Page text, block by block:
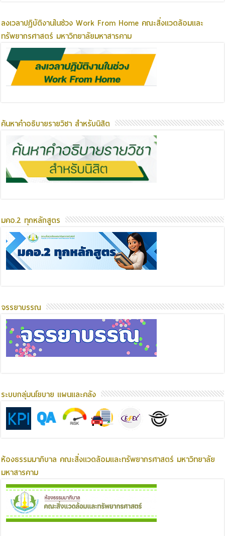
ลงเวลาปฏิบัติงานในช่วง Work From Home คณะสิ่งแวดล้อมและ
ทรัพยากรศาสตร์ มหาวิทยาลัยมหาสารคาม
ค้นหาคำอธิบายรายวิชา สำหรับนิสิต
มคอ.2 ทุกหลักสูตร
จรรยาบรรณ
ระบบกลุ่มนโยบาย แผนและคลัง
ห้องธรรมมาภิบาล คณะสิ่งแวดล้อมและทรัพยากรศาสตร์ มหาวิทยาลัย
มหาสารคาม